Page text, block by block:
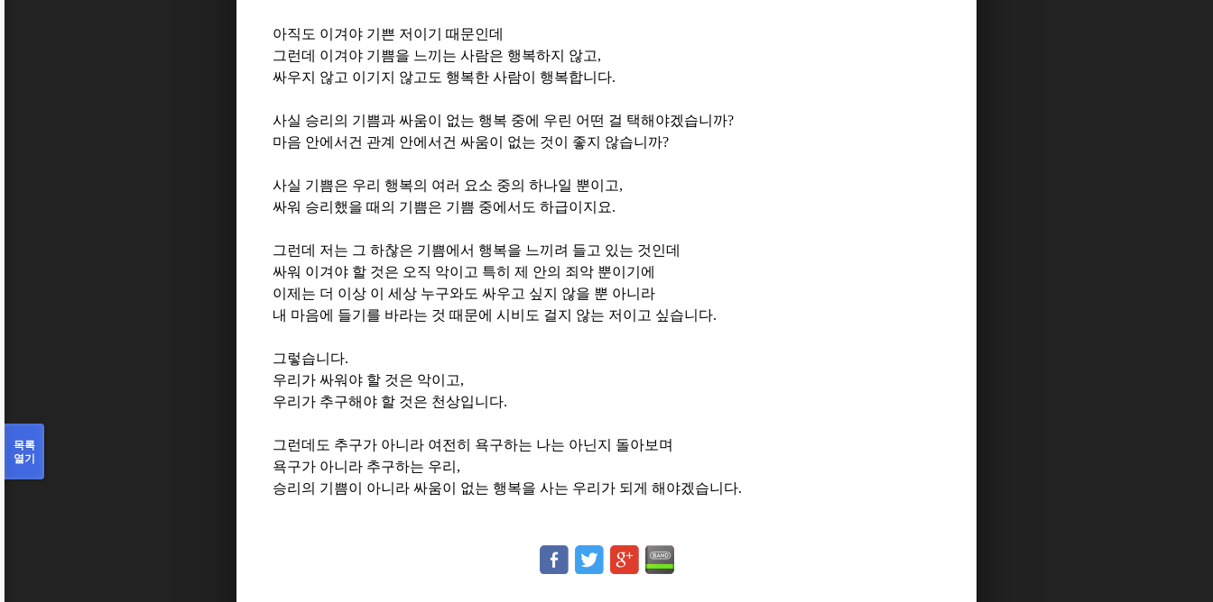
아직도 이겨야 기쁜 저이기 때문인데
그런데 이겨야 기쁨을 느끼는 사람은 행복하지 않고,
싸우지 않고 이기지 않고도 행복한 사람이 행복합니다.
사실 승리의 기쁨과 싸움이 없는 행복 중에 우린 어떤 걸 택해야겠습니까?
마음 안에서건 관계 안에서건 싸움이 없는 것이 좋지 않습니까?
사실 기쁨은 우리 행복의 여러 요소 중의 하나일 뿐이고,
싸워 승리했을 때의 기쁨은 기쁨 중에서도 하급이지요.
그런데 저는 그 하찮은 기쁨에서 행복을 느끼려 들고 있는 것인데
싸워 이겨야 할 것은 오직 악이고 특히 제 안의 죄악 뿐이기에
이제는 더 이상 이 세상 누구와도 싸우고 싶지 않을 뿐 아니라
내 마음에 들기를 바라는 것 때문에 시비도 걸지 않는 저이고 싶습니다.
그렇습니다.
우리가 싸워야 할 것은 악이고,
우리가 추구해야 할 것은 천상입니다.
그런데도 추구가 아니라 여전히 욕구하는 나는 아닌지 돌아보며
욕구가 아니라 추구하는 우리 ,
승리의 기쁨이 아니라 싸움이 없는 행복을 사는 우리가 되게 해야겠습니다.
목록
열기